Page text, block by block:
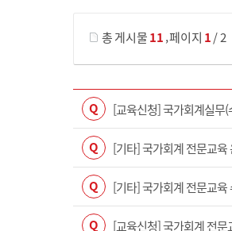
총 게시물11,페이지 1/ 2
Q [교육신청] 국가회계실무(
Q [기타] 국가회계 전문교육
Q [기타] 국가회계 전문교육
Q [교육신청] 국가회계 전